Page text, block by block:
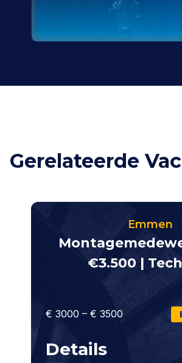
Gerelateerde
Emmen
€3.500 |
€ 3000 – € 3500
Details